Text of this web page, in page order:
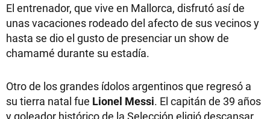
El entrenador, que vive en Mallorca, disfrutó así de
unas vacaciones rodeado del afecto de sus vecinos y
hasta se dio el gusto de presenciar un show de
chamamé durante su estadía.
Otro de los grandes ídolos argentinos que regresó a
su tierra natal fue Lionel Messi. El capitán de 39 años
y goleador histórico de la Selección eligió descansar